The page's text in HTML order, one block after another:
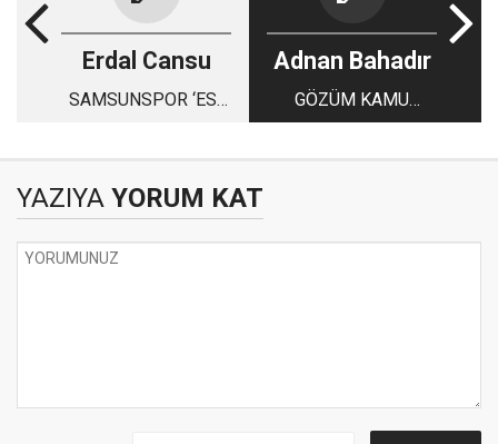
Erdal Cansu
SAMSUNSPOR ‘ES-
Adnan Bahadır
GÖZÜM KAMU
KURUMLARININ
YAZIYA YORUM KAT